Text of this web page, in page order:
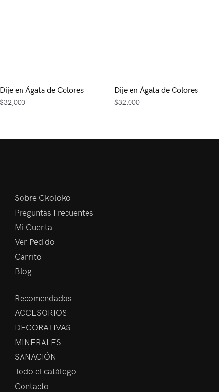
Dije en Ágata de Colores
$32,000
Dije en Ágata de Colores
$32,000
Sobre Okoloko
Preguntas Frecuentes
Mi Cuenta
Ver Pedido
Carrito
Blog
Recomendados
ACCESORIOS
DECORATIVAS
MINERALES
SANACIÓN
Todo el catálogo
Contacto